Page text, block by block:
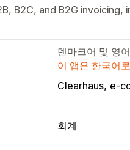
B2C, and B2G invoicing,
덴마크어 및 영어
이 앱은 한국어
Clearhaus e-
회계